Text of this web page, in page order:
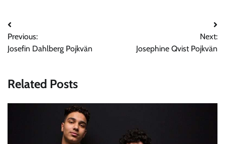
Post
navigation
Previous:
Josefin Dahlberg Pojkvän
Next:
Josephine Qvist Pojkvän
Related Posts